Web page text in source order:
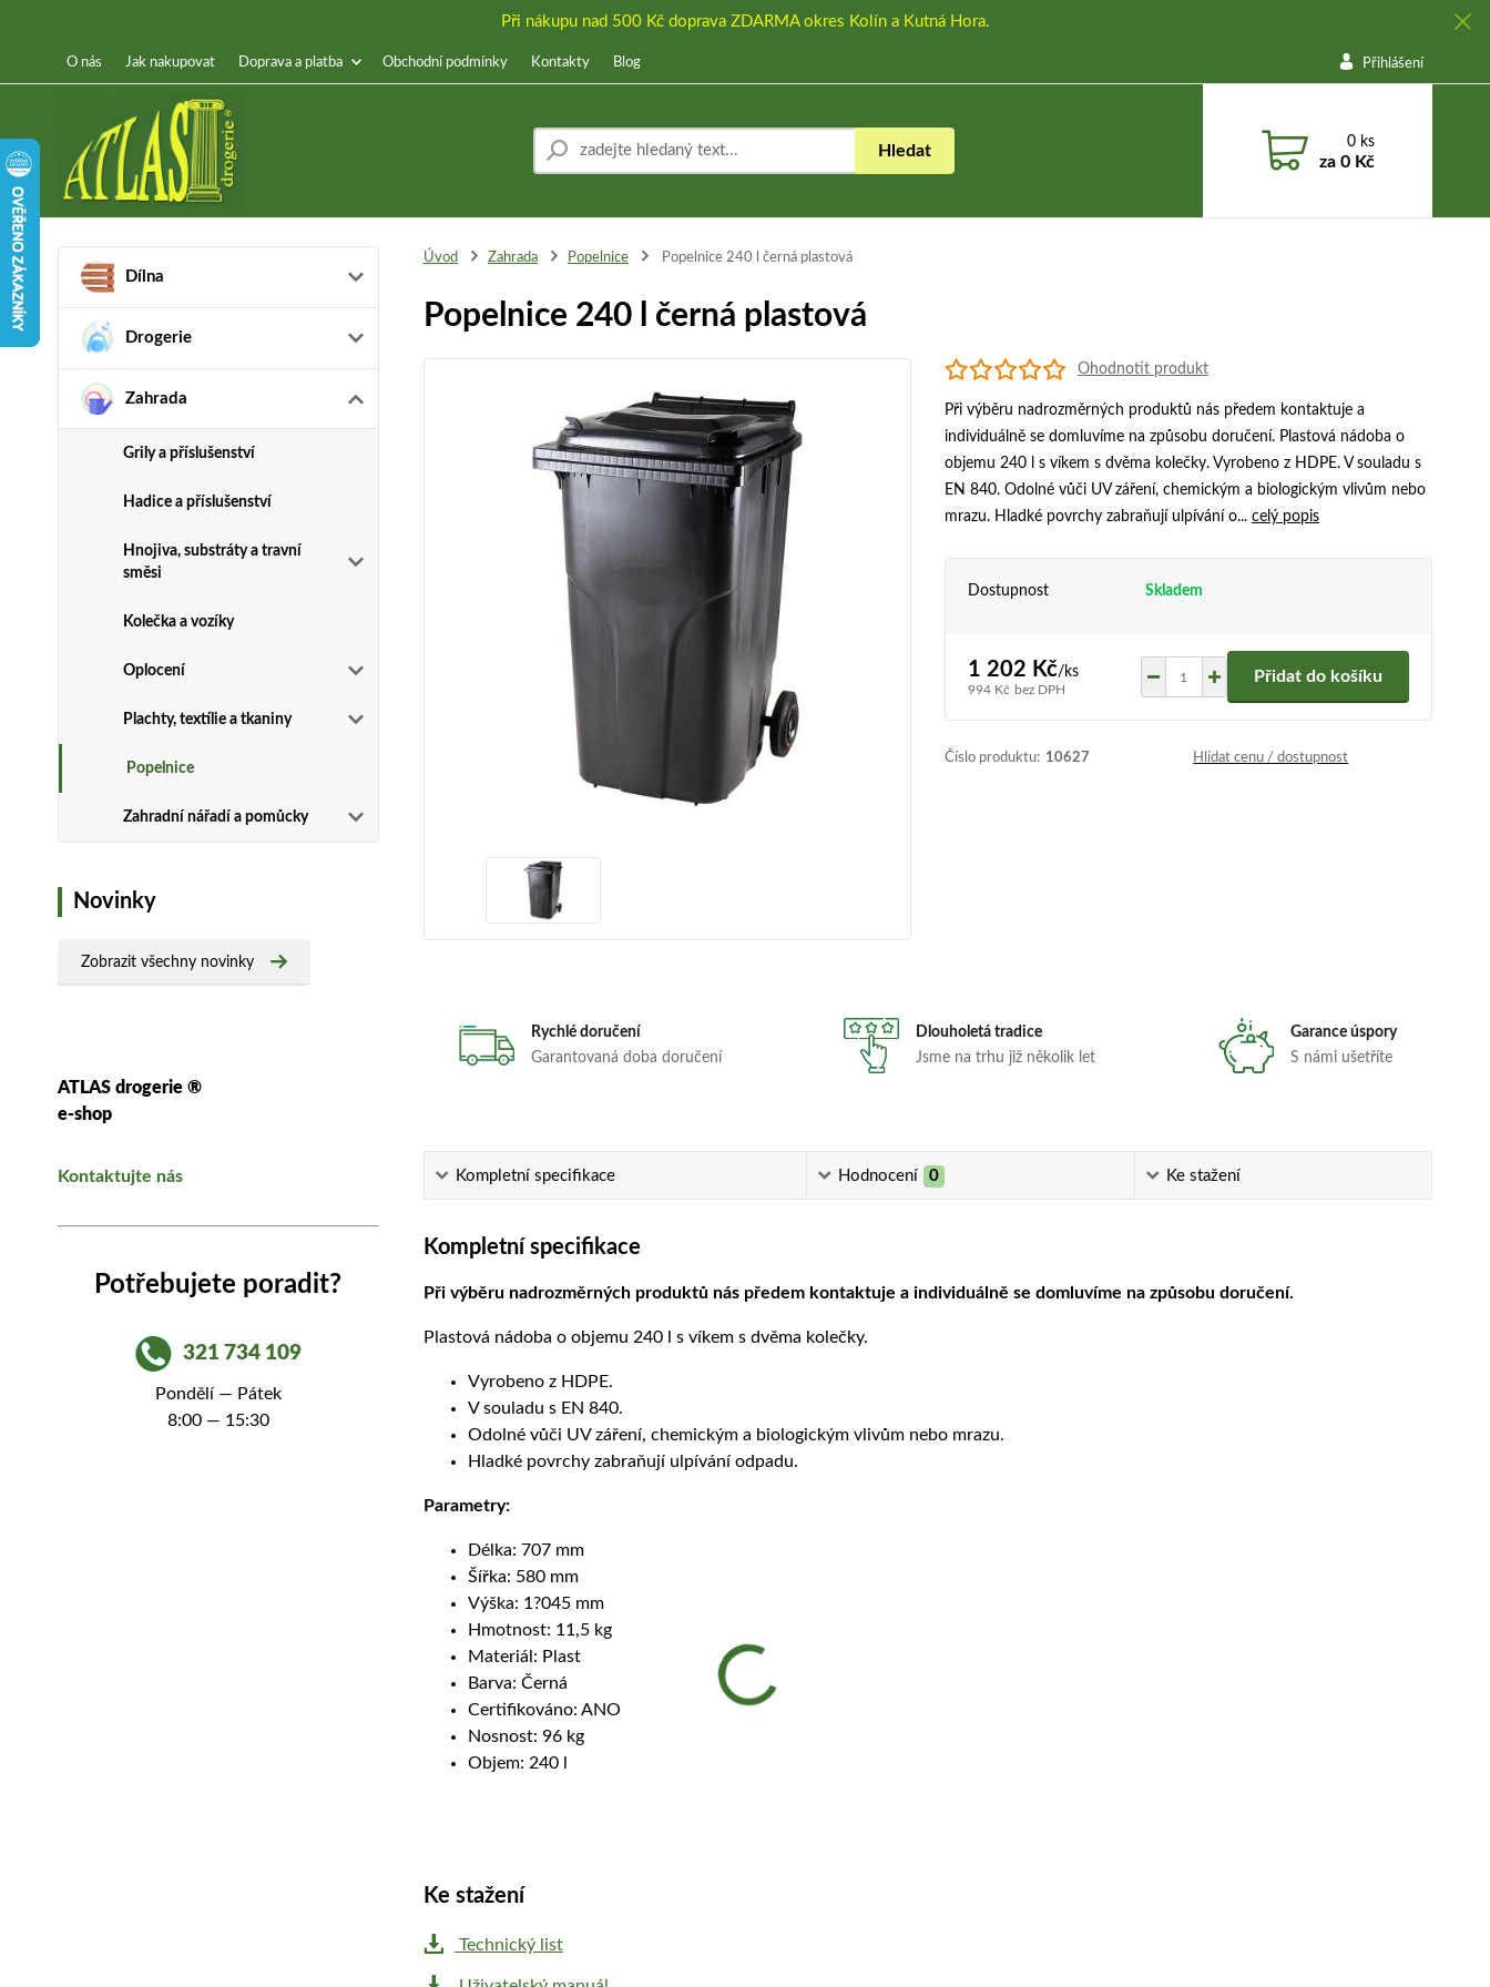
Při nákupu nad 500 Kč doprava ZDARMA okres Kolín a Kutná Hora.
O nás Jak nakupovat Doprava a platba Obchodní podmínky Kontakty Blog Přihlášení
Hledat 0 ks
za0 Kč
Dílna
Drogerie
Zahrada
Grily a příslušenství
Hadice a příslušenství
Hnojiva, substráty a travní
směsi
Kolečka a vozíky
Oplocení
Plachty, textílie a tkaniny
Popelnice
Zahradní nářadí a pomůcky
Novinky
Zobrazit všechny novinky
ATLAS drogerie ®
e-shop
Kontaktujte nás
Potřebujete poradit?
321 734 109
Pondělí — Pátek
8:00 — 15:30
Úvod Zahrada Popelnice Popelnice 240 l černá plastová
Popelnice 240 l černá plastová
Ohodnotit produkt
Při výběru nadrozměrných produktů nás předem kontaktuje a
individuálně se domluvíme na způsobu doručení. Plastová nádoba o
objemu 240 l s víkem s dvěma kolečky. Vyrobeno z HDPE. V souladu s
EN 840. Odolné vůči UV záření, chemickým a biologickým vlivům nebo
mrazu. Hladké povrchy zabraňují ulpívání o... celý popis
Dostupnost Skladem
1 202 Kč/ks
994 Kč bez DPH
Přidat do košíku
Číslo produktu: 10627 Hlídat cenu / dostupnost
Rychlé doručení
Garantovaná doba doručení
Dlouholetá tradice
Jsme na trhu již několik let
Garance úspory
S námi ušetříte
Kompletní specifikace Hodnocení 0 Ke stažení
Kompletní specifikace
Při výběru nadrozměrných produktů nás předem kontaktuje a individuálně se domluvíme na způsobu doručení.
Plastová nádoba o objemu 240 l s víkem s dvěma kolečky.
Vyrobeno z HDPE.
V souladu s EN 840.
Odolné vůči UV záření, chemickým a biologickým vlivům nebo mrazu.
Hladké povrchy zabraňují ulpívání odpadu.
Parametry:
Délka: 707 mm
Šířka: 580 mm
Výška: 1?045 mm
Hmotnost: 11,5 kg
Materiál: Plast
Barva: Černá
Certifikováno: ANO
Nosnost: 96 kg
Objem: 240 l
Ke stažení
Technický list